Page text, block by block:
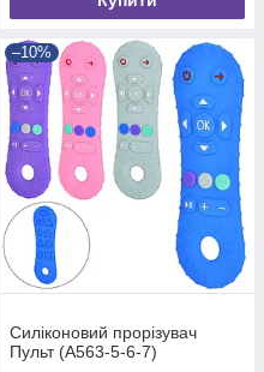
–10%
Силіконовий прорізувач
Пульт (A563-5-6-7)